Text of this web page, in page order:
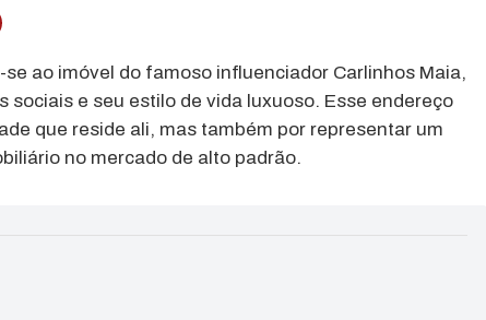
se ao imóvel do famoso influenciador Carlinhos Maia,
sociais e seu estilo de vida luxuoso. Esse endereço
que reside ali, mas também por representar um
no mercado de alto padrão.